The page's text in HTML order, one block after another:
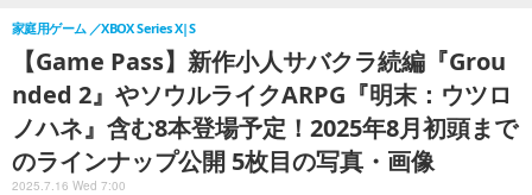
【Game Pass】新作小人サバクラ続編『Grou
nded 2』やソウルライクARPG『明末：ウツロ
ノハネ』含む8本登場予定！2025年8月初頭まで
のラインナップ公開 5枚目の写真・画像
家庭用ゲーム XBOX Series X|S
2025.7.16 Wed 7:00